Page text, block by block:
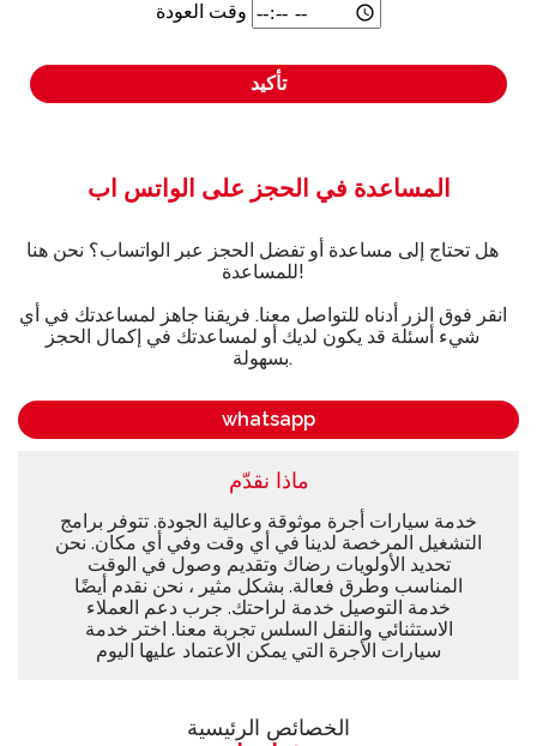
تأكيد
وقت العودة
المساعدة في الحجز على الواتس اب
هل تحتاج إلى مساعدة أو تفضل الحجز عبر الواتساب؟ نحن هنا
للمساعدة!
انقر فوق الزر أدناه للتواصل معنا. فريقنا جاهز لمساعدتك في أي
شيء أسئلة قد يكون لديك أو لمساعدتك في إكمال الحجز
بسهولة.
whatsapp
ماذا نقدّم
خدمة سيارات أجرة موثوقة وعالية الجودة. تتوفر برامج
التشغيل المرخصة لدينا في أي وقت وفي أي مكان. نحن
تحديد الأولويات رضاك وتقديم وصول في الوقت
المناسب وطرق فعالة. بشكل مثير ، نحن نقدم أيضًا
خدمة التوصيل خدمة لراحتك. جرب دعم العملاء
الاستثنائي والنقل السلس تجربة معنا. اختر خدمة
سيارات الأجرة التي يمكن الاعتماد عليها اليوم
الخصائص الرئيسية